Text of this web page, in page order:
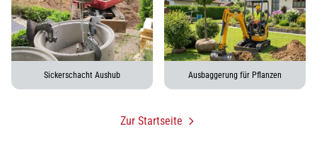
Sickerschacht Aushub Ausbaggerung für Pflanzen
Zur Startseite